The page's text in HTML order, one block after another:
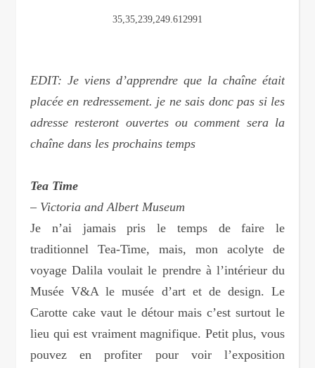
35,35,239,249.612991
EDIT: Je viens d’apprendre que la chaîne était
placée en redressement. je ne sais donc pas si les
adresse resteront ouvertes ou comment sera la
chaîne dans les prochains temps
Tea Time
– Victoria and Albert Museum
Je n’ai jamais pris le temps de faire le
traditionnel Tea-Time, mais, mon acolyte de
voyage Dalila voulait le prendre à l’intérieur du
Musée V&A le musée d’art et de design. Le
Carotte cake vaut le détour mais c’est surtout le
lieu qui est vraiment magnifique. Petit plus, vous
pouvez en profiter pour voir l’exposition